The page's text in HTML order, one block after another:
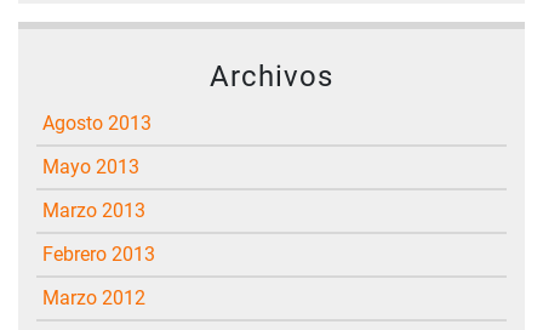
Archivos
agosto 2013
mayo 2013
marzo 2013
febrero 2013
marzo 2012